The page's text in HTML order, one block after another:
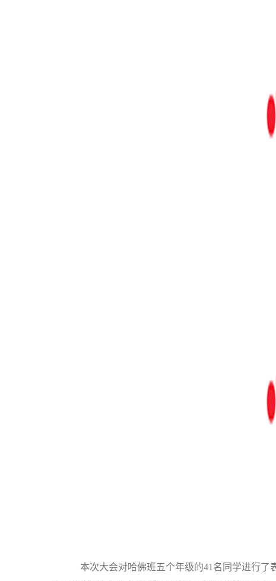
本次大会对哈佛班五个年级的41名同学进行了